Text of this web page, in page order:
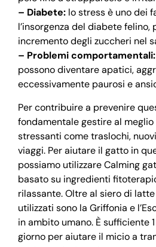
– Diabete: lo stress è uno dei
l’insorgenza del diabete felino,
incremento degli zuccheri nel
– Problemi comportamentali:
possono diventare apatici,
eccessivamente paurosi e
Per contribuire a prevenire
fondamentale gestire al meglio
stressanti come traslochi,
viaggi. Per aiutare il gatto in
possiamo utilizzare Calming
basato su ingredienti
rilassante. Oltre al siero di
utilizzati sono la Griffonia e
in ambito umano. È sufficiente
giorno per aiutare il micio a